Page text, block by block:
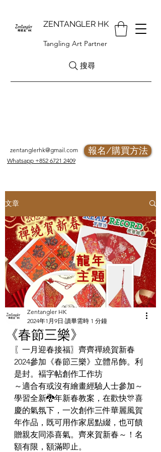
ZENTANGLER HK
Tangling Art Partner
搜尋
zentanglerhk@gmail.com
Whatsapp +852 6721 2409
報名/購買方法
文章
《春節三樂》
Zentangler HK
2024年1月9日 讀畢需時 1 分鐘
〖一月迎春接福〗齊齊禪繞賀新春
2024參加《春節三樂》立體吊飾。利
是封。褔字帖創作工作坊
～適合有或沒有繪畫經驗人士參加～
學習全新🐉年新春教案，在歡快🎊喜
慶的氣氛下，一次創作三件華麗風賀
年作品，既可用作家居點綴，也可饋
贈親友同添喜氣。齊來賀新春～！名
額有限，額滿即止。